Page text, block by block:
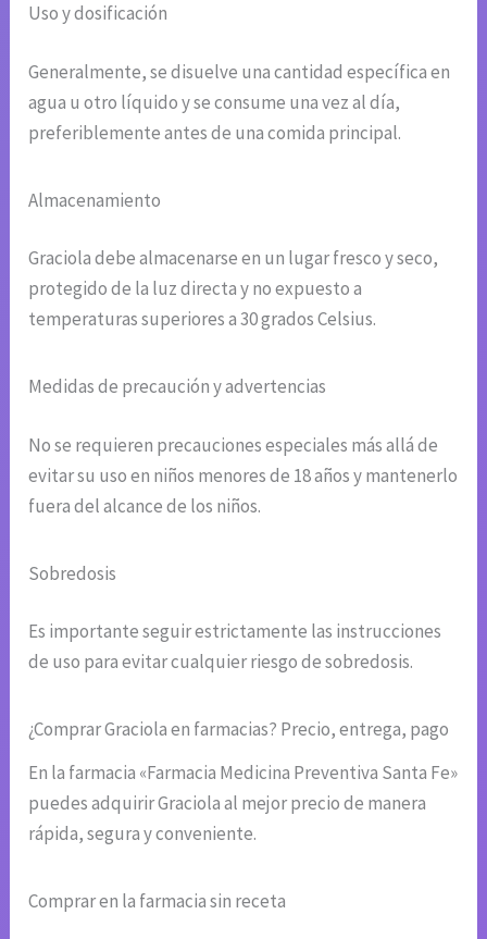
Uso y dosificación
Generalmente, se disuelve una cantidad específica en
agua u otro líquido y se consume una vez al día,
preferiblemente antes de una comida principal.
Almacenamiento
Graciola debe almacenarse en un lugar fresco y seco,
protegido de la luz directa y no expuesto a
temperaturas superiores a 30 grados Celsius.
Medidas de precaución y advertencias
No se requieren precauciones especiales más allá de
evitar su uso en niños menores de 18 años y mantenerlo
fuera del alcance de los niños.
Sobredosis
Es importante seguir estrictamente las instrucciones
de uso para evitar cualquier riesgo de sobredosis.
¿Comprar Graciola en farmacias? Precio, entrega, pago
En la farmacia «Farmacia Medicina Preventiva Santa Fe»
puedes adquirir Graciola al mejor precio de manera
rápida, segura y conveniente.
Comprar en la farmacia sin receta